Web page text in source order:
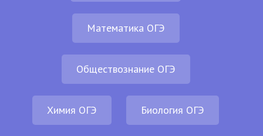
Математика ОГЭ
Обществознание ОГЭ
Химия ОГЭ Биология ОГЭ